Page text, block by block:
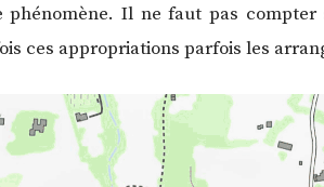
Il ne faut pas
ces appropriations parfois les